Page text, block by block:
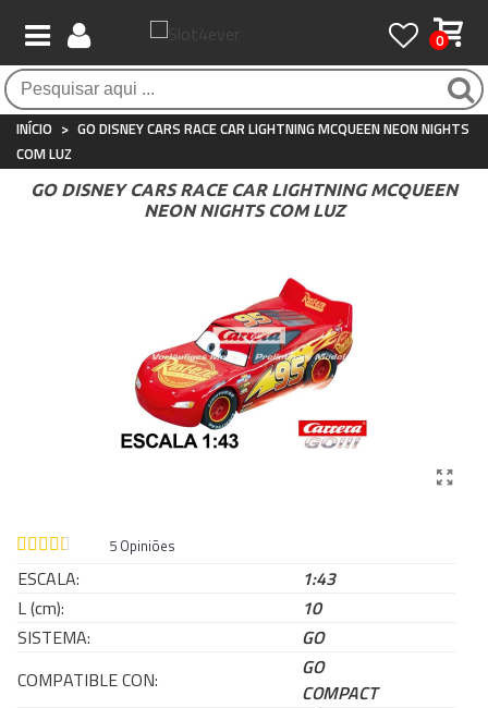
0
Atendimento ao Cliente
Whatsapp+34 697 854 500
Frete grátis / 24 horas
Para compras acima de €90
Pagamento 100% seguro
Compras seguras com SSL o tempo todo
INÍCIO > GO DISNEY CARS RACE CAR LIGHTNING MCQUEEN NEON NIGHTS
COM LUZ
GO DISNEY CARS RACE CAR LIGHTNING MCQUEEN
NEON NIGHTS COM LUZ
5 Opiniões
ESCALA:
1:43
L (cm):
10
SISTEMA:
GO
COMPATIBLE CON:
GO
COMPACT